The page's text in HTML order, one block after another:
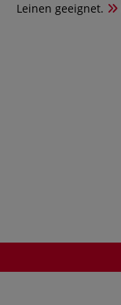
Leinen geeignet.